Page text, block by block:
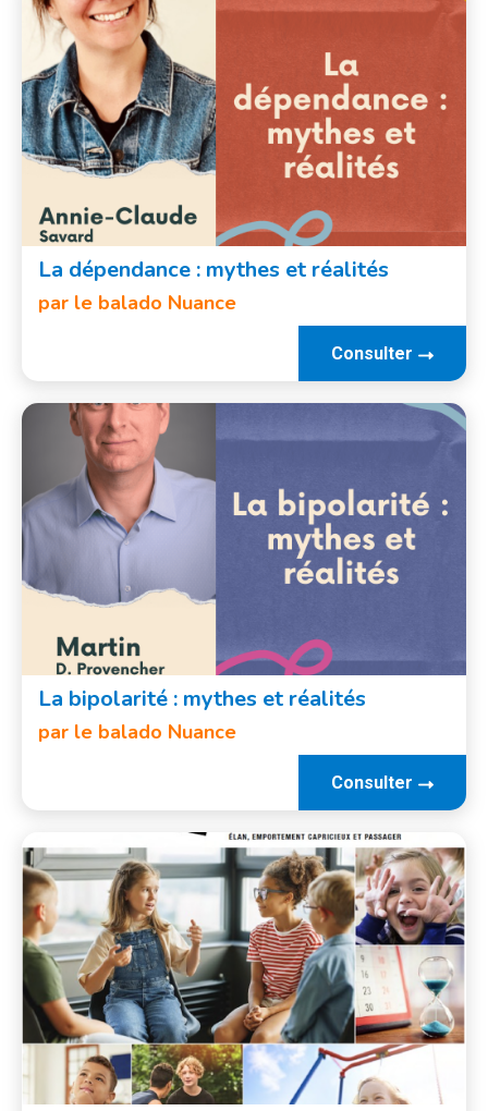
La dépendance : mythes et réalités
par le balado Nuance
Consulter
La bipolarité : mythes et réalités
par le balado Nuance
Consulter